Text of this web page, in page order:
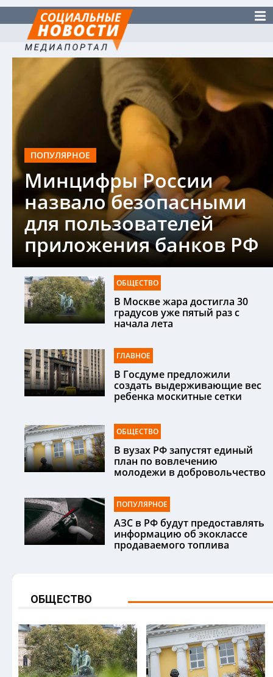
ПОПУЛЯРНОЕ
Минцифры России
назвало безопасными
для пользователей
приложения банков РФ
ОБЩЕСТВО
В Москве жара достигла 30
градусов уже пятый раз с
начала лета
ГЛАВНОЕ
В Госдуме предложили
создать выдерживающие вес
ребенка москитные сетки
ОБЩЕСТВО
В вузах РФ запустят единый
план по вовлечению
молодежи в добровольчество
ПОПУЛЯРНОЕ
АЗС в РФ будут предоставлять
информацию об экоклассе
продаваемого топлива
ОБЩЕСТВО